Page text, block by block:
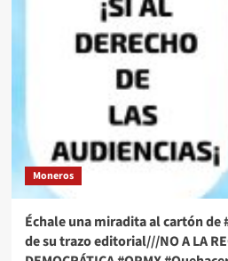
Moneros
Échale una miradita al cartón de
de su trazo editorial///NO A LA